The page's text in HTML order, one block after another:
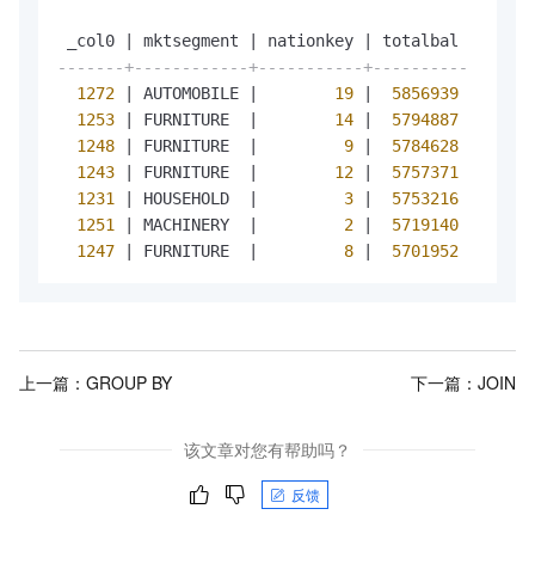
_col0 mktsegment nationkey
-------+------------+-----------+----------
1272
AUTOMOBILE 19
5856939
1253
FURNITURE 14
5794887
1248
FURNITURE 9
5784628
1243
FURNITURE 12
5757371
1231
HOUSEHOLD 3
5753216
1251
MACHINERY 2
5719140
1247
FURNITURE 8 5701952
上一篇： GROUP BY 下一篇： JOIN
该文章对您有帮助吗？
反馈